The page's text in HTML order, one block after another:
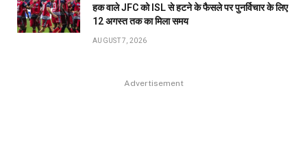
हक वाले JFC को ISL से हटने के फैसले पर पुनर्विचार के लिए
12 अगस्त तक का मिला समय
AUGUST 7, 2026
Advertisement